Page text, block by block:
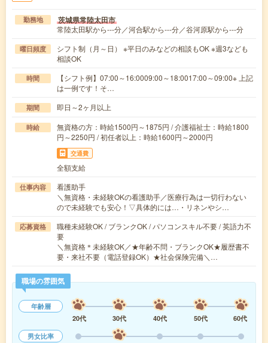
勤務地 茨城県常陸太田市
常陸太田駅から---分／河合駅から---分／谷河原駅から---分
曜日頻度
シフト制（月～日） ※平日のみなどの相談もOK ※週3なども
相談OK
時間
【シフト例】07:00～16:0009:00～18:0017:00～09:00※ 上記
は一例です！そ…
期間 即日～2ヶ月以上
時給
無資格の方：時給1500円～1875円 / 介護福祉士：時給1800
円～2250円 / 初任者以上：時給1600円～2000円
交通費
全額支給
仕事内容
看護助手
＼無資格・未経験OKの看護助手／医療行為は一切行わない
ので未経験でも安心！▽具体的には…・リネンやシ…
応募資格
職種未経験OK / ブランクOK / パソコンスキル不要 / 英語力不
要
＼無資格＊未経験OK／★年齢不問・ブランクOK★履歴書不
要・来社不要（電話登録OK）★社会保険完備＼…
職場の雰囲気
年齢層
20代
30代 40代 50代
60代
男女比率